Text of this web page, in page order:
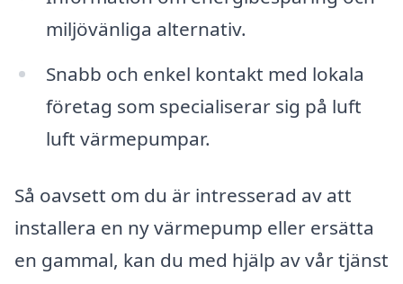
miljövänliga alternativ.
Snabb och enkel kontakt med lokala
företag som specialiserar sig på luft
luft värmepumpar.
Så oavsett om du är intresserad av att
installera en ny värmepump eller ersätta
en gammal, kan du med hjälp av vår tjänst